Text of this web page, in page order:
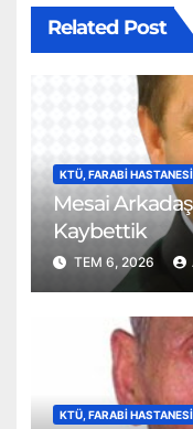
Related Post
KTÜ, FARABI HASTANESI
Mesai
Kaybettik
TEM 6, 2026
KTÜ, FARABI HASTANESI